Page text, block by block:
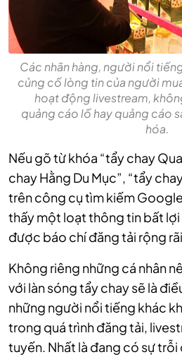
Các nhãn hàng, người nổi
củng cố lòng tin của người
hoạt động livestream,
quảng cáo lố hay quảng cáo
hóa.
Nếu gõ từ khóa “tẩy chay
chay Hằng Du Mục”, “tẩy
trên công cụ tìm kiếm
thấy một loạt thông tin bất lợi
được báo chí đăng tải rộng
Không riêng những cá nhân
với làn sóng tẩy chay sẽ là
những người nổi tiếng khác
trong quá trình đăng tải,
tuyến. Nhất là đang có sự trỗi